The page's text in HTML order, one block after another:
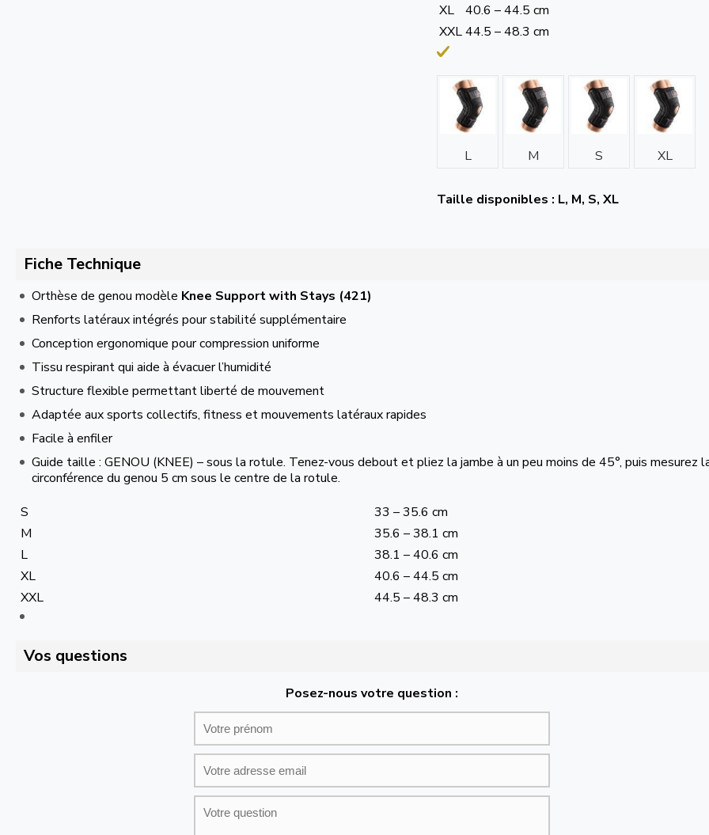
XL
40.6 – 44.5 cm
XXL44.5 – 48.3 cm
L M S XL
Taille disponibles : L, M, S, XL
Fiche Technique
Orthèse de genou modèle Knee Support with Stays (421)
Renforts latéraux intégrés pour stabilité supplémentaire
Conception ergonomique pour compression uniforme
Tissu respirant qui aide à évacuer l’humidité
Structure flexible permettant liberté de mouvement
Adaptée aux sports collectifs, fitness et mouvements latéraux rapides
Facile à enfiler
Guide taille : GENOU (KNEE) – sous la rotule. Tenez-vous debout et pliez la jambe à un peu moins de 45°, puis mesurez
circonférence du genou 5 cm sous le centre de la rotule.
S
33 – 35.6 cm
M
35.6 – 38.1 cm
L
38.1 – 40.6 cm
XL
40.6 – 44.5 cm
XXL
44.5 – 48.3 cm
Vos questions
Posez-nous votre question :